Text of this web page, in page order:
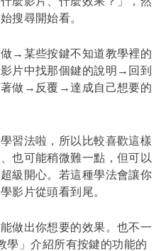
搜尋開始看。
→某些按鍵不知道教學裡的
片中找那個鍵的說明→回到
做→反覆→達成自己想要的
習法啦，所以比較喜歡這樣
也可能稍微難一點，但可以
級開心。若這種學法會讓你
影片從頭看到尾。
做出你想要的效果。也不一
學」介紹所有按鍵的功能的